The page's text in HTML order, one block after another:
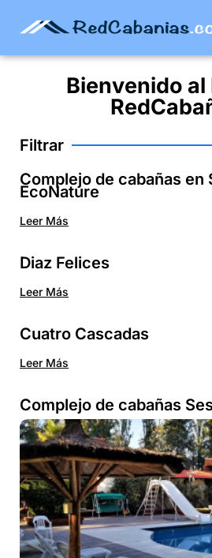
Bienvenido al
Filtrar
Complejo de cabañas en
EcoNature
Leer Más
Diaz Felices
Leer Más
Cuatro Cascadas
Leer Más
Complejo de cabañas